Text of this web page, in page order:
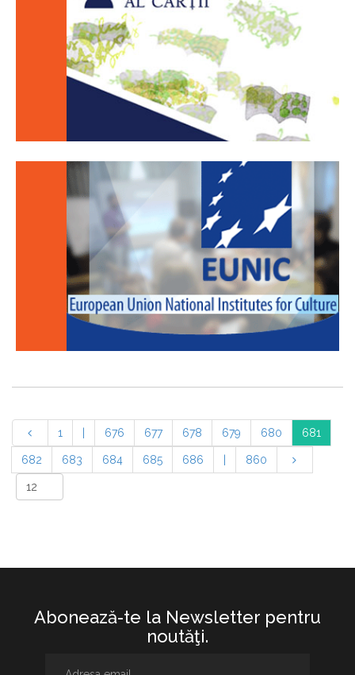
1 676 677 678 679 680 681
682 683 684 685 686 860
Abonează-te la Newsletter pentru
noutăţi.